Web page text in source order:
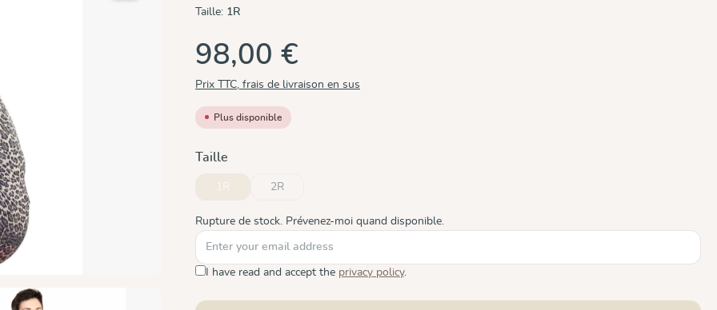
Taille: 1R
98,00 €
Prix TTC, frais de livraison en sus
Plus disponible
Sélectionnez
Taille
1R 2R
Rupture de stock. Prévenez-moi quand disponible.
I have read and accept the privacy policy.